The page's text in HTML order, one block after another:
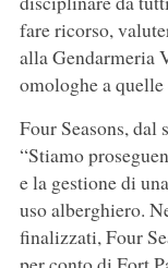
fare ricorso,
alla Gendarmeria
omologhe a
Four Seasons, dal
“Stiamo
e la gestione di
uso alberghiero.
finalizzati, Four